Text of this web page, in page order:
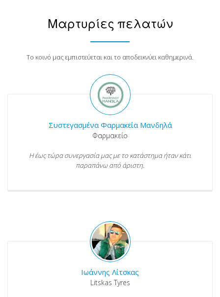
Μαρτυρίες πελατών
Το κοινό μας εμπιστεύεται και το αποδεικνύει καθημερινά.
Συστεγασμένα Φαρμακεία Μανδηλά
Φαρμακείο
Η έως τώρα συνεργασία μας με το κατάστημα ήταν κάτι
παραπάνω από άριστη.
Ιωάννης Λίτσκας
Litskas Tyres